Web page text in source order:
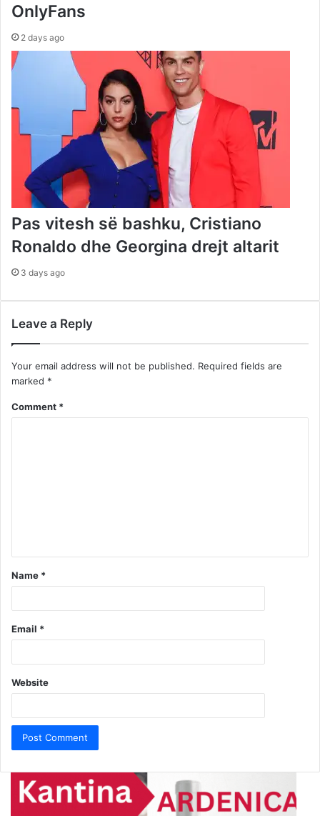
OnlyFans
2 days ago
Pas vitesh së bashku, Cristiano
Ronaldo dhe Georgina drejt altarit
3 days ago
Leave a Reply
Your email address will not be published. Required fields are
marked *
Comment *
Name *
Email *
Website